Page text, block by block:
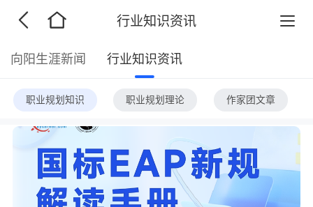
行业知识资讯
向阳生涯新闻 行业知识资讯
职业规划知识 职业规划理论 作家团文章